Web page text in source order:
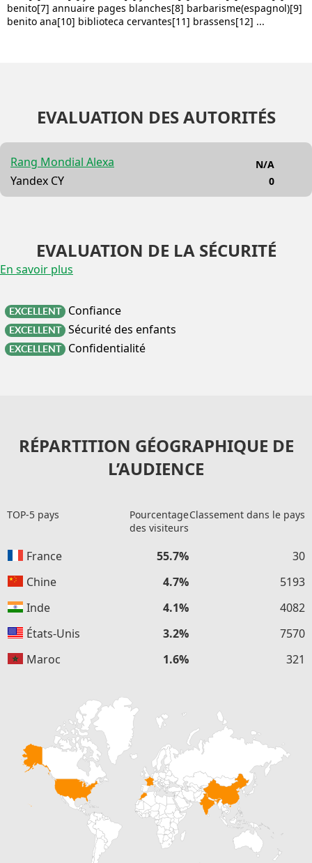
benito[7] annuaire pages blanches[8] barbarisme(espagnol)[9]
benito ana[10] biblioteca cervantes[11] brassens[12] ...
EVALUATION DES AUTORITÉS
Rang Mondial Alexa
Yandex CY
N/A
0
EVALUATION DE LA SÉCURITÉ
En savoir plus
EXCELLENT Confiance
EXCELLENT Sécurité des enfants
EXCELLENT Confidentialité
RÉPARTITION GÉOGRAPHIQUE DE
L’AUDIENCE
TOP-5 pays
Pourcentage
des visiteurs
Classement dans le pays
France 55.7%
30
Chine
4.7%
5193
Inde
4.1%
4082
États-Unis
3.2%
7570
Maroc
1.6% 321